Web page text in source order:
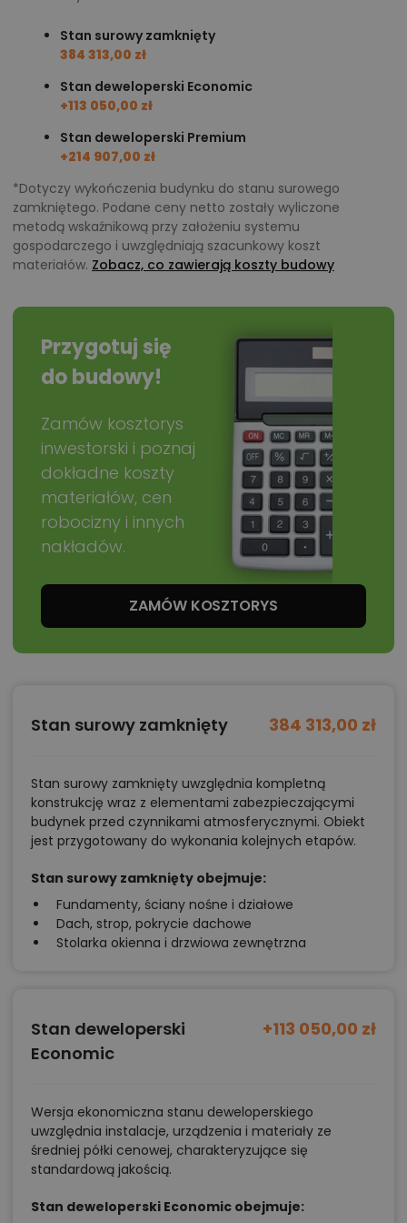
standardowej, nie lustrzanej.
Chcesz uzyskać więcej informacji o tym
projekcie, na przykład:
możliwości wprowadzania modyfikacji,
parametrach,
optymalizacja kosztów budowy domu według
tego projektu,
informacje szczegółowe - np. wymiary
Zadzwoń 52 384 49 90
Stan surowy zamknięty
384 313,00 zł
Stan deweloperski Economic
+113 050,00 zł
Stan deweloperski Premium
+214 907,00 zł
*Dotyczy wykończenia budynku do stanu surowego
zamkniętego. Podane ceny netto zostały wyliczone
metodą wskaźnikową przy założeniu systemu
gospodarczego i uwzględniają szacunkowy koszt
materiałów. Zobacz, co zawierają koszty budowy
Przygotuj się
do budowy!
Zamów kosztorys
inwestorski i poznaj
dokładne koszty
materiałów, cen
robocizny i innych
nakładów.
ZAMÓW KOSZTORYS
Stan surowy zamknięty 384 313,00 zł
Stan surowy zamknięty uwzględnia kompletną
konstrukcję wraz z elementami zabezpieczającymi
budynek przed czynnikami atmosferycznymi. Obiekt
jest przygotowany do wykonania kolejnych etapów.
Stan surowy zamknięty obejmuje:
Fundamenty, ściany nośne i działowe
Dach, strop, pokrycie dachowe
Stolarka okienna i drzwiowa zewnętrzna
Stan deweloperski
Economic
+113 050,00 zł
Wersja ekonomiczna stanu deweloperskiego
uwzględnia instalacje, urządzenia i materiały ze
średniej półki cenowej, charakteryzujące się
standardową jakością.
Stan deweloperski Economic obejmuje: